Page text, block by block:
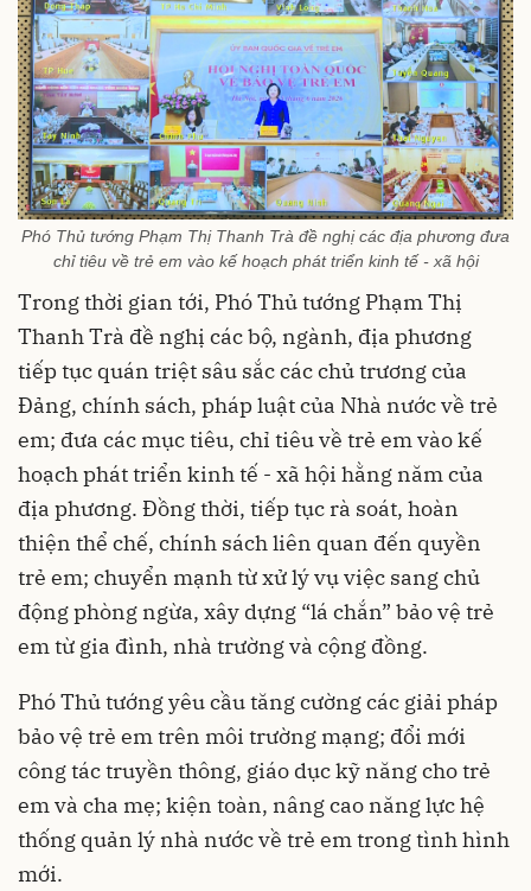
Phó Thủ tướng Phạm Thị Thanh Trà đề nghị các địa phương đưa
chỉ tiêu về trẻ em vào kế hoạch phát triển kinh tế - xã hội
Trong thời gian tới, Phó Thủ tướng Phạm Thị
Thanh Trà đề nghị các bộ, ngành, địa phương
tiếp tục quán triệt sâu sắc các chủ trương của
Đảng, chính sách, pháp luật của Nhà nước về trẻ
em; đưa các mục tiêu, chỉ tiêu về trẻ em vào kế
hoạch phát triển kinh tế - xã hội hằng năm của
địa phương. Đồng thời, tiếp tục rà soát, hoàn
thiện thể chế, chính sách liên quan đến quyền
trẻ em; chuyển mạnh từ xử lý vụ việc sang chủ
động phòng ngừa, xây dựng “lá chắn” bảo vệ trẻ
em từ gia đình, nhà trường và cộng đồng.
Phó Thủ tướng yêu cầu tăng cường các giải pháp
bảo vệ trẻ em trên môi trường mạng; đổi mới
công tác truyền thông, giáo dục kỹ năng cho trẻ
em và cha mẹ; kiện toàn, nâng cao năng lực hệ
thống quản lý nhà nước về trẻ em trong tình hình
mới.